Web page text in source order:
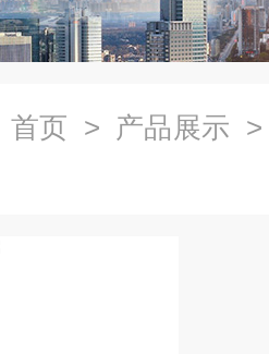
首页 > 产品展示